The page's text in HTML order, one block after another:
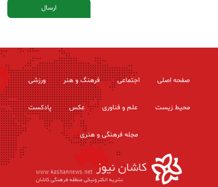
صفحه اصلی اجتماعی فرهنگ و هنر ورزشی
محیط زیست علم و فناوری عکس پادکست
مجله فرهنگی و هنری